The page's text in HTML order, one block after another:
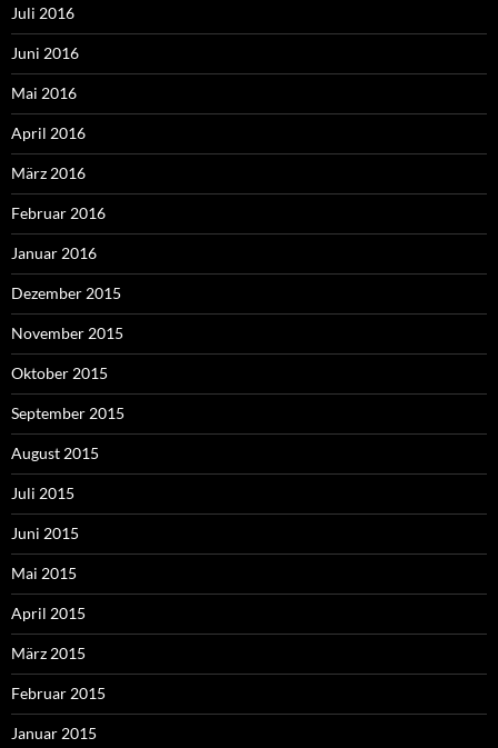
Juli 2016
Juni 2016
Mai 2016
April 2016
März 2016
Februar 2016
Januar 2016
Dezember 2015
November 2015
Oktober 2015
September 2015
August 2015
Juli 2015
Juni 2015
Mai 2015
April 2015
März 2015
Februar 2015
Januar 2015